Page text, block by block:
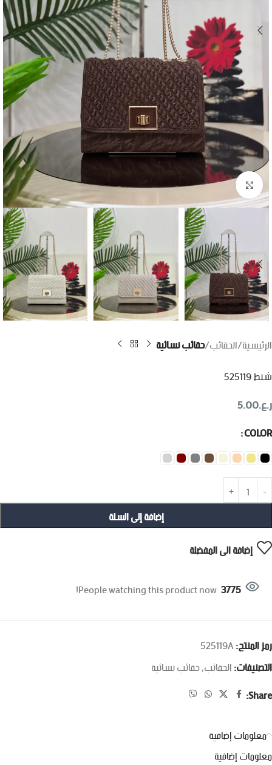
اضغط للتكبير
الرئيسية الحقائب حقائب نسائية
شنط 525119
ر.ع.5.00
COLOR
إضافة إلى السلة
إضافة الى المفضلة
3775
People watching this product now!
رمز المنتج:525119A
التصنيفات:الحقائب,حقائب نسائية
Share:
معلومات إضافية
معلومات إضافية